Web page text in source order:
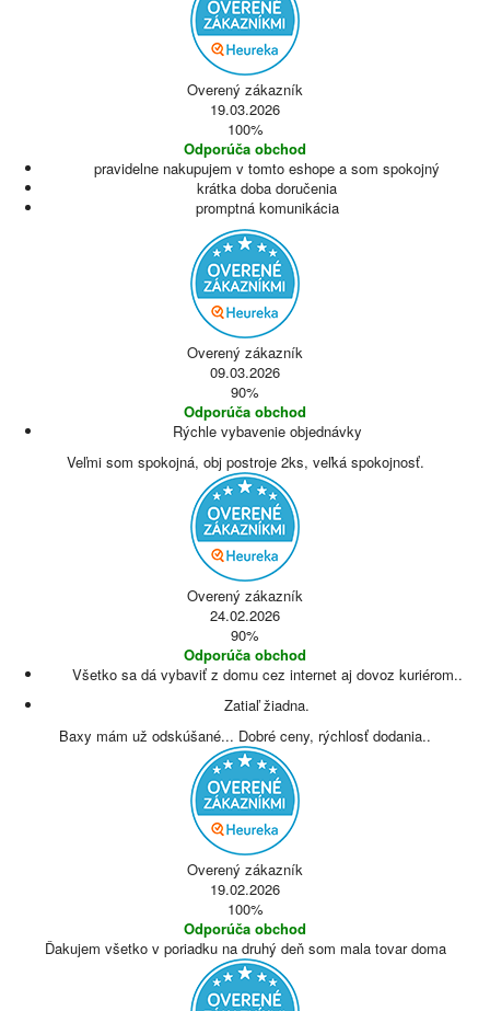
Overený zákazník
19.03.2026
100%
Odporúča obchod
pravidelne nakupujem v tomto eshope a som spokojný
krátka doba doručenia
promptná komunikácia
Overený zákazník
09.03.2026
90%
Odporúča obchod
Rýchle vybavenie objednávky
Veľmi som spokojná, obj postroje 2ks, veľká spokojnosť.
Overený zákazník
24.02.2026
90%
Odporúča obchod
Všetko sa dá vybaviť z domu cez internet aj dovoz kuriérom..
Zatiaľ žiadna.
Baxy mám už odskúšané... Dobré ceny, rýchlosť dodania..
Overený zákazník
19.02.2026
100%
Odporúča obchod
Ďakujem všetko v poriadku na druhý deň som mala tovar doma